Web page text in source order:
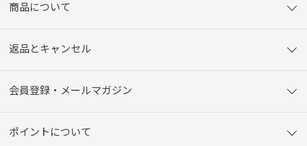
商品について
返品とキャンセル
会員登録・メールマガジン
ポイントについて